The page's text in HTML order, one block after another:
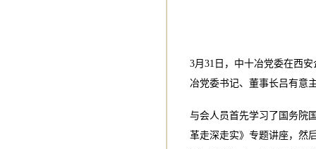
3月31日，中十冶党委在西
冶党委书记、董事长吕有意
与会人员首先学习了国务院
革走深走实》专题讲座，然